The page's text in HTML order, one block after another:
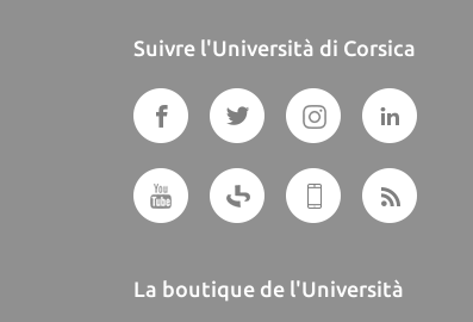
Suivre l'Università di Corsica
La boutique de l'Università